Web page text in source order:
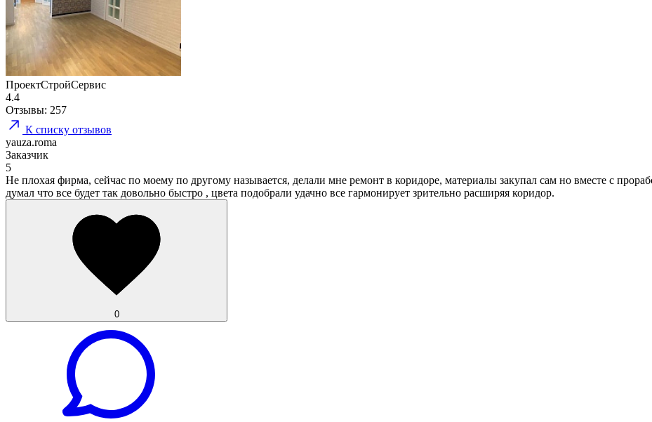
ПроектСтройСервис
4.4
Отзывы: 257
К списку отзывов
yauza.roma
Заказчик
5
Не плохая фирма, сейчас по моему по другому называется, делали мне ремонт в коридоре, материалы закупал сам но вместе с
думал что все будет так довольно быстро , цвета подобрали удачно все гармонирует зрительно расширяя коридор.
0